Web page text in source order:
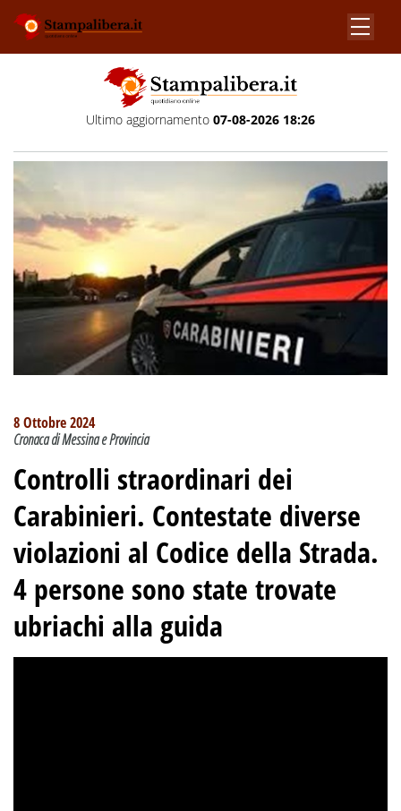
Ultimo aggiornamento 07-08-2026 18:26
8 Ottobre 2024
Cronaca di Messina e Provincia
Controlli straordinari dei
Carabinieri. Contestate diverse
violazioni al Codice della Strada.
4 persone sono state trovate
ubriachi alla guida